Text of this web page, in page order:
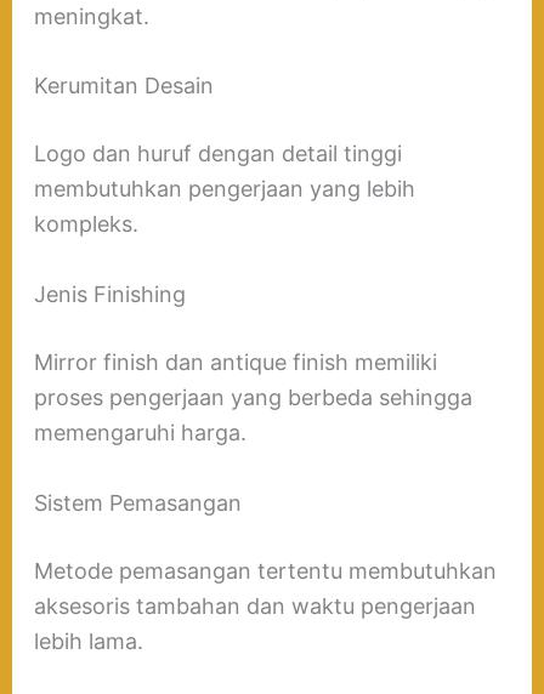
meningkat.
Kerumitan Desain
Logo dan huruf dengan detail tinggi
membutuhkan pengerjaan yang lebih
kompleks.
Jenis Finishing
Mirror finish dan antique finish memiliki
proses pengerjaan yang berbeda sehingga
memengaruhi harga.
Sistem Pemasangan
Metode pemasangan tertentu membutuhkan
aksesoris tambahan dan waktu pengerjaan
lebih lama.